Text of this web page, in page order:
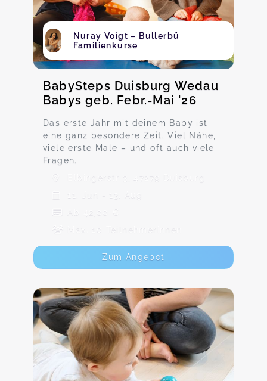
Nuray Voigt – Bullerbü
Familienkurse
BabySteps Duisburg Wedau
Babys geb. Febr.-Mai '26
Das erste Jahr mit deinem Baby ist
eine ganz besondere Zeit. Viel Nähe,
viele erste Male – und oft auch viele
Fragen.
Elbingerstr 3, 47279 Duisburg
11. Jun - 13. Aug
Ab 42,00 €
Max. 10 TeilnehmerInnen
Zum Angebot